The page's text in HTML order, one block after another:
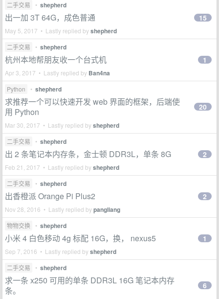
二手交易 • shepherd
出一加 3T 64G，成色普通
May 5, 2017 • Lastly replied byshepherd
15
二手交易 • shepherd
杭州本地帮朋友收一个台式机
Apr 3, 2017 • Lastly replied by Ban4na
1
Python • shepherd
求推荐一个可以快速开发 web 界面的框架，后端使
用 Python
Mar 30, 2017 • Lastly replied byshepherd
20
二手交易 • shepherd
出 2 条笔记本内存条，金士顿 DDR3L，单条 8G
Feb 21, 2017 • Lastly replied byshepherd
2
二手交易 • shepherd
出香橙派 Orange Pi Plus2
Nov 28, 2016 • Lastly replied bypangliang
2
物物交换 • shepherd
小米 4 白色移动 4g 标配 16G，换， nexus5
Sep 7, 2016 • Lastly replied byshepherd
1
二手交易 • shepherd
求一条 x250 可用的单条 DDR3L 16G 笔记本内存
条。
6